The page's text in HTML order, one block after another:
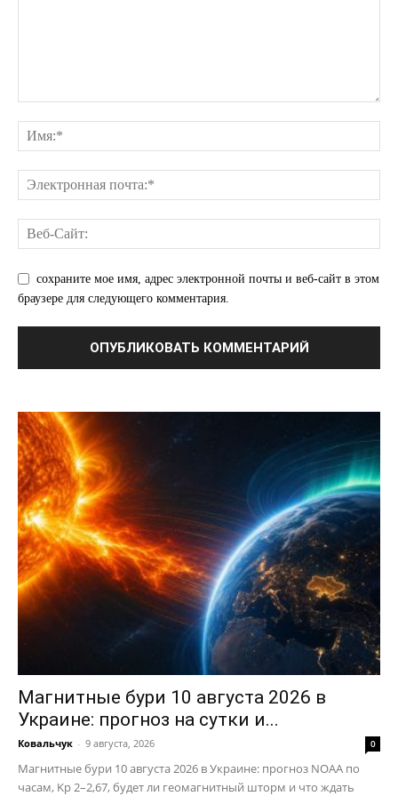
сохраните мое имя, адрес электронной почты и веб-сайт в этом
браузере для следующего комментария.
Магнитные бури 10 августа 2026 в
Украине: прогноз на сутки и...
Ковальчук - 9 августа, 2026 0
Магнитные бури 10 августа 2026 в Украине: прогноз NOAA по
часам, Kp 2–2,67, будет ли геомагнитный шторм и что ждать